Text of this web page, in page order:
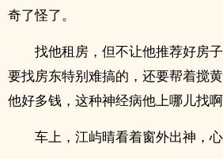
奇了怪了。
找他租房，但不让他推荐好房
要找房东特别难搞的，还要帮着搅
他好多钱，这种神经病他上哪儿找
车上，江屿晴看着窗外出神，心